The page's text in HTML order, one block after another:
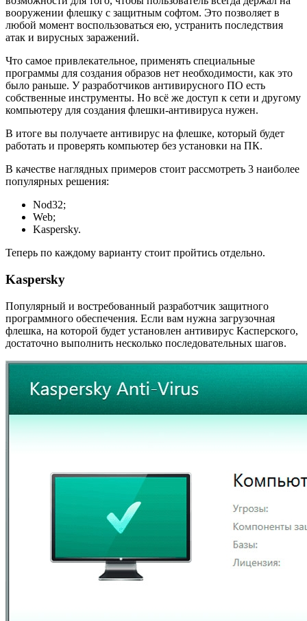
вооружении флешку с защитным софтом. Это позволяет в
любой момент воспользоваться ею, устранить последствия
атак и вирусных заражений.
Что самое привлекательное, применять специальные
программы для создания образов нет необходимости, как это
было раньше. У разработчиков антивирусного ПО есть
собственные инструменты. Но всё же доступ к сети и другому
компьютеру для создания флешки-антивируса нужен.
В итоге вы получаете антивирус на флешке, который будет
работать и проверять компьютер без установки на ПК.
В качестве наглядных примеров стоит рассмотреть 3 наиболее
популярных решения:
Nod32;
Web;
Kaspersky.
Теперь по каждому варианту стоит пройтись отдельно.
Kaspersky
Популярный и востребованный разработчик защитного
программного обеспечения. Если вам нужна загрузочная
флешка, на которой будет установлен антивирус Касперского,
достаточно выполнить несколько последовательных шагов.